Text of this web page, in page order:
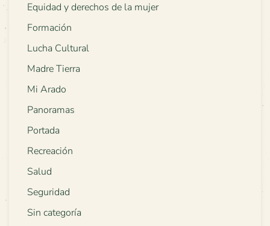
Equidad y derechos de la mujer
Formación
Lucha Cultural
Madre Tierra
Mi Arado
Panoramas
Portada
Recreación
Salud
Seguridad
Sin categoría